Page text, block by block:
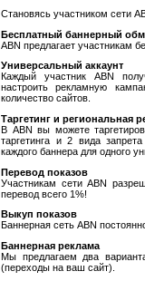
Становясь участником сети
Бесплатный баннерный
ABN предлагает участникам
Универсальный аккаунт
Каждый участник ABN
настроить рекламную
количество сайтов.
Таргетинг и региональная
В ABN вы можете
таргетинга и 2 вида
каждого баннера для одного
Перевод показов
Участникам сети ABN
перевод всего 1%!
Выкуп показов
Баннерная сеть ABN
Баннерная реклама
Мы предлагаем два
(переходы на ваш сайт).